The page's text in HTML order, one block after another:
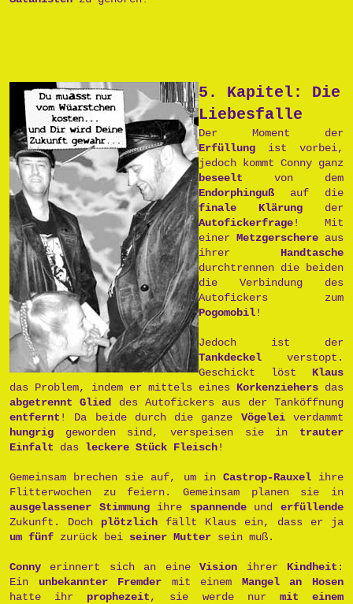
5. Kapitel: Die
Liebesfalle
Der Moment der
Erfüllung ist vorbei,
jedoch kommt Conny ganz
beseelt von dem
Endorphinguß auf die
finale Klärung der
Autofickerfrage! Mit
einer Metzgerschere aus
ihrer Handtasche
durchtrennen die beiden
die Verbindung des
Autofickers zum
Pogomobil!
Jedoch ist der
Tankdeckel verstopt.
Geschickt löst Klaus
das Problem, indem er mittels eines Korkenziehers das
abgetrennt Glied des Autofickers aus der Tanköffnung
entfernt ! Da beide durch die ganze Vögeleiverdammt
hungrig geworden sind, verspeisen sie in trauter
Einfalt das leckere Stück Fleisch!
Gemeinsam brechen sie auf, um in Castrop-Rauxelihre
Flitterwochen zu feiern. Gemeinsam planen sie in
ausgelassener Stimmungihre spannendeunderfüllende
Zukunft. Doch plötzlich fällt Klaus ein, dass er ja
um fünf zurück bei seiner Mutter sein muß.
Conny erinnert sich an eineVision ihrer Kindheit :
Ein unbekannter Fremder mit einem Mangel an Hosen
hatte ihr prophezeit, sie werde nur mit einem